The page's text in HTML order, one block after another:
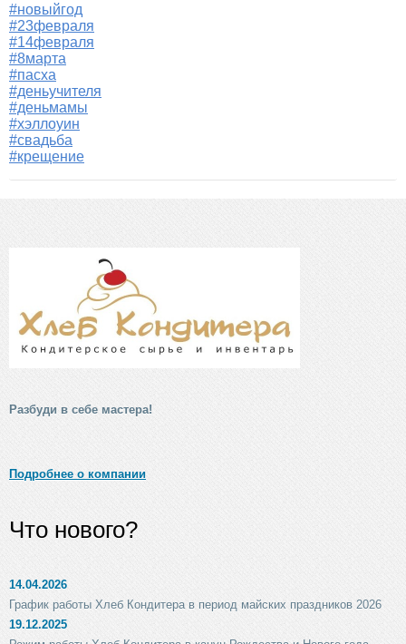
#новыйгод
#23февраля
#14февраля
#8марта
#пасха
#деньучителя
#деньмамы
#хэллоуин
#свадьба
#крещение
Разбуди в себе мастера!
Подробнее о компании
Что нового?
14.04.2026
График работы Хлеб Кондитера в период майских праздников 2026
19.12.2025